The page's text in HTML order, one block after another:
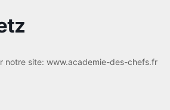
notre site: www.academie-des-chefs.fr